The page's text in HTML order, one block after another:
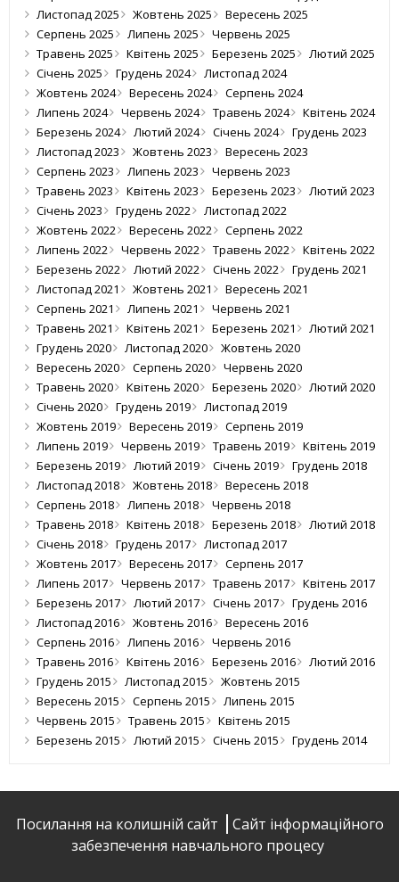
Листопад 2025
Жовтень 2025
Вересень 2025
Серпень 2025
Липень 2025
Червень 2025
Травень 2025
Квітень 2025 Березень 2025
Лютий 2025
Січень 2025
Грудень 2024
Листопад 2024
Жовтень 2024
Вересень 2024
Серпень 2024
Липень 2024
Червень 2024 Травень 2024
Квітень 2024
Березень 2024
Лютий 2024 Січень 2024
Грудень 2023
Листопад 2023
Жовтень 2023
Вересень 2023
Серпень 2023
Липень 2023
Червень 2023
Травень 2023
Квітень 2023 Березень 2023
Лютий 2023
Січень 2023
Грудень 2022
Листопад 2022
Жовтень 2022
Вересень 2022
Серпень 2022
Липень 2022
Червень 2022 Травень 2022
Квітень 2022
Березень 2022
Лютий 2022 Січень 2022
Грудень 2021
Листопад 2021
Жовтень 2021
Вересень 2021
Серпень 2021
Липень 2021
Червень 2021
Травень 2021
Квітень 2021 Березень 2021
Лютий 2021
Грудень 2020
Листопад 2020
Жовтень 2020
Вересень 2020
Серпень 2020
Червень 2020
Травень 2020
Квітень 2020 Березень 2020
Лютий 2020
Січень 2020
Грудень 2019
Листопад 2019
Жовтень 2019
Вересень 2019
Серпень 2019
Липень 2019
Червень 2019 Травень 2019
Квітень 2019
Березень 2019
Лютий 2019 Січень 2019
Грудень 2018
Листопад 2018
Жовтень 2018
Вересень 2018
Серпень 2018
Липень 2018
Червень 2018
Травень 2018
Квітень 2018 Березень 2018
Лютий 2018
Січень 2018
Грудень 2017
Листопад 2017
Жовтень 2017
Вересень 2017
Серпень 2017
Липень 2017
Червень 2017 Травень 2017
Квітень 2017
Березень 2017
Лютий 2017 Січень 2017
Грудень 2016
Листопад 2016
Жовтень 2016
Вересень 2016
Серпень 2016
Липень 2016
Червень 2016
Травень 2016
Квітень 2016 Березень 2016
Лютий 2016
Грудень 2015
Листопад 2015
Жовтень 2015
Вересень 2015
Серпень 2015
Липень 2015
Червень 2015
Травень 2015
Квітень 2015
Березень 2015
Лютий 2015 Січень 2015 Грудень 2014
Посилання на колишній сайт
Сайт інформаційного
забезпечення навчального процесу